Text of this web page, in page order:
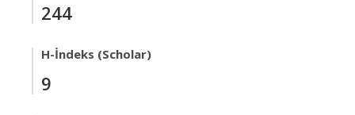
244
H-İndeks (Scholar)
9